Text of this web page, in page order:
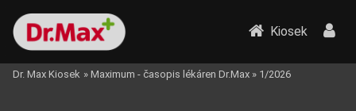
Kiosek
Dr. Max Kiosek » Maximum - časopis lékáren Dr.Max » 1/2026